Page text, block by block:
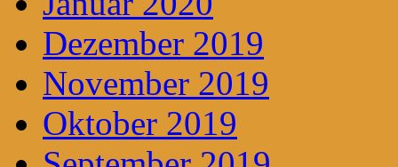
Dezember 2019
November 2019
Oktober 2019